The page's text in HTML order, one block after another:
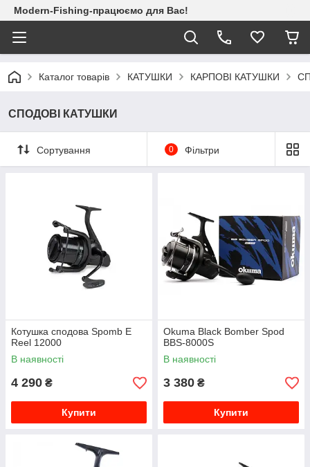
Modern-Fishing-працюємо для Вас!
Каталог товарів КАТУШКИ КАРПОВІ КАТУШКИ
СПОДОВІ КАТУШКИ
Сортування 0 Фільтри
Котушка сподова Spomb E
Reel 12000
В наявності
4 290 ₴
Купити
Okuma Black Bomber Spod
BBS-8000S
В наявності
3 380 ₴
Купити